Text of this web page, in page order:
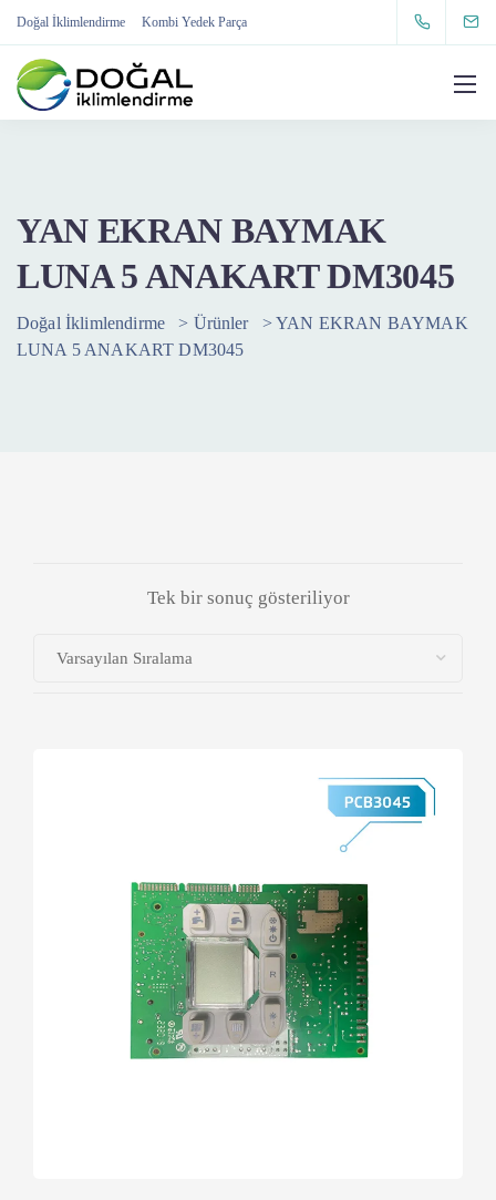
Doğal İklimlendirme Kombi Yedek Parça
YAN EKRAN BAYMAK
LUNA 5 ANAKART DM3045
Doğal İklimlendirme > Ürünler >YAN EKRAN BAYMAK
LUNA 5 ANAKART DM3045
Tek bir sonuç gösteriliyor